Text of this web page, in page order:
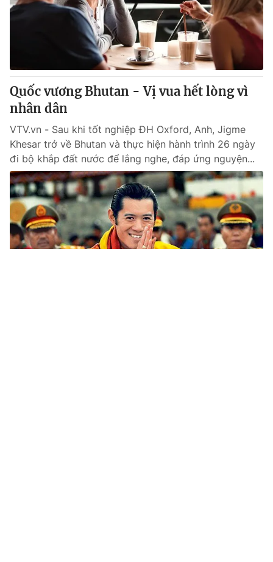
Quốc vương Bhutan - Vị vua hết lòng vì
nhân dân
VTV.vn - Sau khi tốt nghiệp ĐH Oxford, Anh, Jigme
Khesar trở về Bhutan và thực hiện hành trình 26 ngày
đi bộ khắp đất nước để lắng nghe, đáp ứng nguyện...